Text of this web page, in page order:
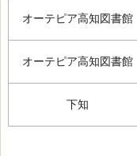
オーテピア高知図書館
オーテピア高知図書館
下知